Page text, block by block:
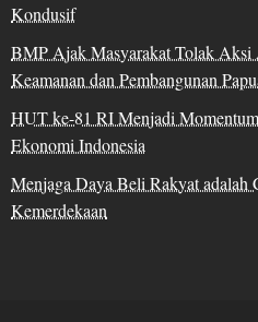
Kondusif
BMP Ajak Masyarakat Tolak Aksi
Keamanan dan Pembangunan
HUT ke-81 RI Menjadi
Ekonomi Indonesia
Menjaga Daya Beli Rakyat adalah
Kemerdekaan